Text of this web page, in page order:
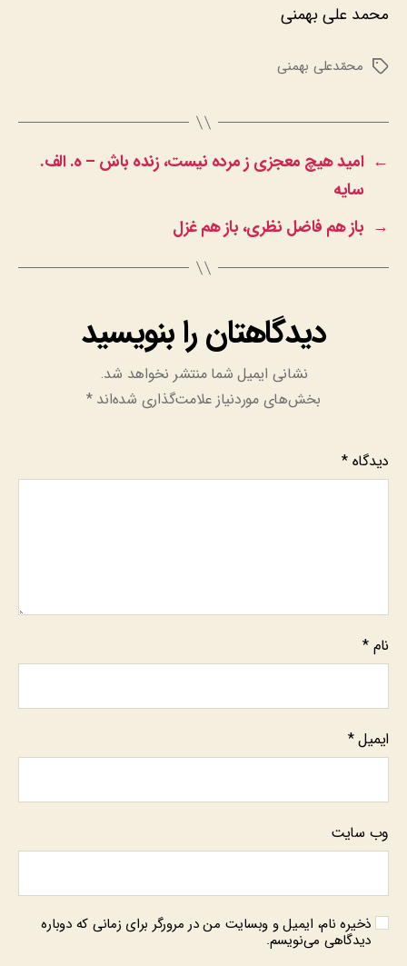
محمد علی بهمنی
برچسب‌هامحمّدعلی بهمنی
← امید هیچ معجزی ز مرده نیست، زنده باش – ه. الف.
سایه
→ باز هم فاضل نظری، باز هم غزل
دیدگاهتان را بنویسید
نشانی ایمیل شما منتشر نخواهد شد.
بخش‌های موردنیاز علامت‌گذاری شده‌اند*
دیدگاه*
نام *
ایمیل*
وب‌ سایت
ذخیره نام، ایمیل و وبسایت من در مرورگر برای زمانی که دوباره
دیدگاهی می‌نویسم.